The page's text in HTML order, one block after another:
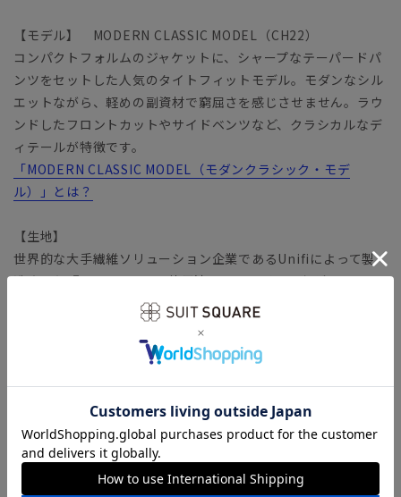
【モデル】 MODERN CLASSIC MODEL（CH22）
コンパクトフォルムのジャケットに、シャープなテーパードパ
ンツをセットした人気のタイトフィットモデル。モダンなシル
エットながら、軽めの副資材で窮屈さを感じさせません。ラウ
ンドしたフロントカットやサイドベンツなど、クラシカルなデ
ィテールが特徴です。
「MODERN CLASSIC MODEL（モダンクラシック・モデ
ル）」とは？
【生地】
世界的な大手繊維ソリューション企業であるUnifiによって製
造された『REPREVE』。使用済みペットボトルなどのリサイ
クル素材から作られた繊維を使用し、「サステナブルな社会」
の実現を目指します。
バネのようならせん状の分子構造を有する繊維
「SOLOTEX（ソロテックス）」生地。心地よいストレッチ性
がありながら、形態安定性にも優れています。適度な厚みとハ
リが嬉しい、安心感のあるファブリックです。
【機能】
ウォッシャブル／汚れてもご家庭で簡単にお洗濯が可能です。